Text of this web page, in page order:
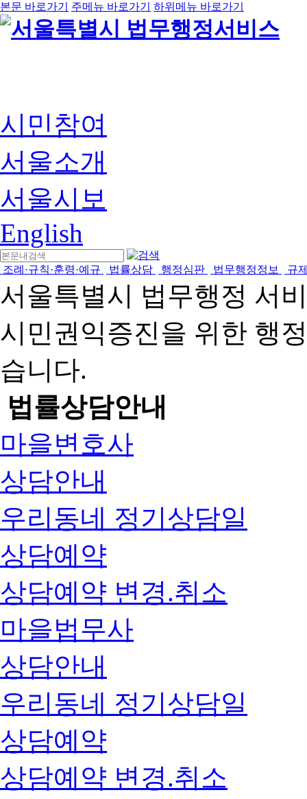
본문 바로가기 주메뉴 바로가기 하위메뉴 바로가기
시민참여
서울소개
서울시보
English
조례·규칙·훈령·예규 법률상담 행정심판 법무행정정보 규
서울특별시 법무행정 서
시민권익증진을 위한 행
습니다.
법률상담안내
마을변호사
상담안내
우리동네 정기상담일
상담예약
상담예약 변경.취소
마을법무사
상담안내
우리동네 정기상담일
상담예약
상담예약 변경.취소